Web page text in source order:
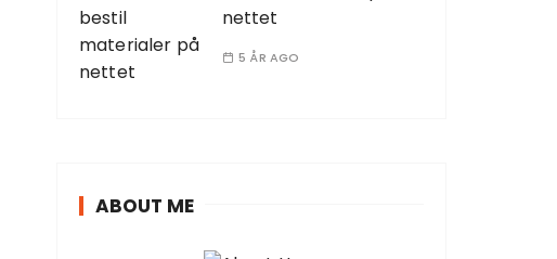
nettet
5 ÅR AGO
ABOUT ME